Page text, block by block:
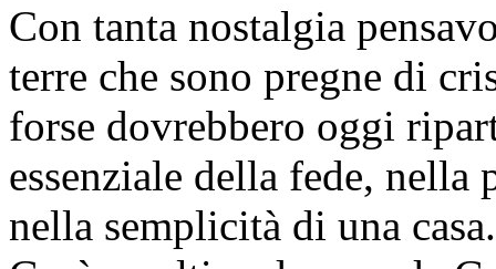
Con tanta nostalgia
terre che sono pregne di
forse dovrebbero oggi
essenziale della fede,
nella semplicità di una